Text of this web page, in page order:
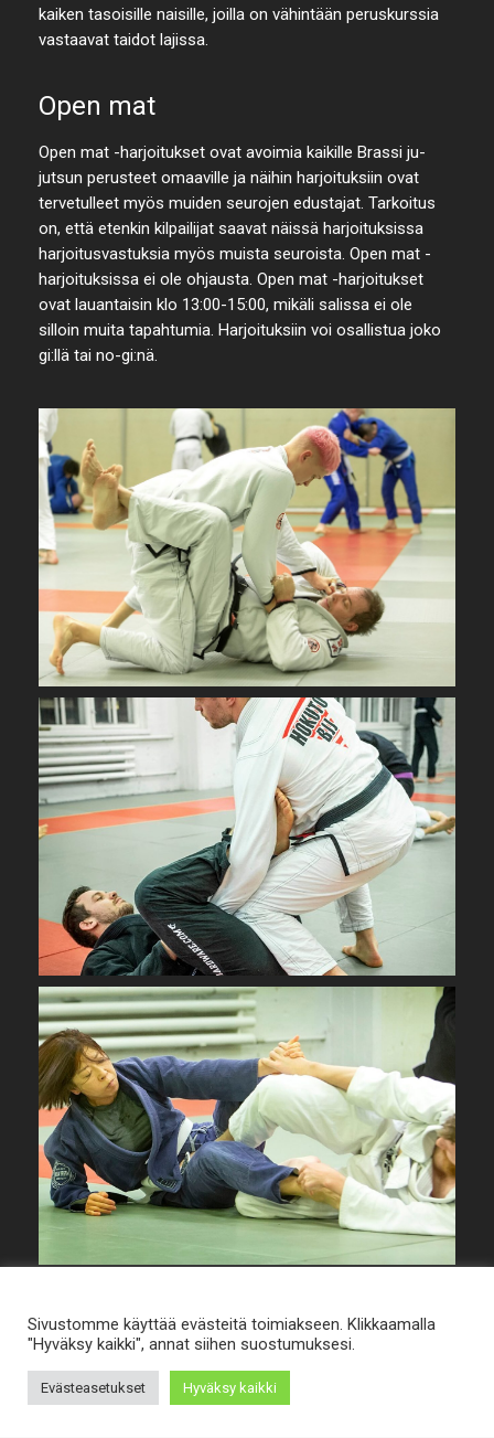
kaiken tasoisille naisille, joilla on vähintään peruskurssia
vastaavat taidot lajissa.
Open mat
Open mat -harjoitukset ovat avoimia kaikille Brassi ju-
jutsun perusteet omaaville ja näihin harjoituksiin ovat
tervetulleet myös muiden seurojen edustajat. Tarkoitus
on, että etenkin kilpailijat saavat näissä harjoituksissa
harjoitusvastuksia myös muista seuroista. Open mat -
harjoituksissa ei ole ohjausta. Open mat -harjoitukset
ovat lauantaisin klo 13:00-15:00, mikäli salissa ei ole
silloin muita tapahtumia. Harjoituksiin voi osallistua joko
gi:llä tai no-gi:nä.
Sivustomme käyttää evästeitä toimiakseen. Klikkaamalla
"Hyväksy kaikki", annat siihen suostumuksesi.
Evästeasetukset Hyväksy kaikki